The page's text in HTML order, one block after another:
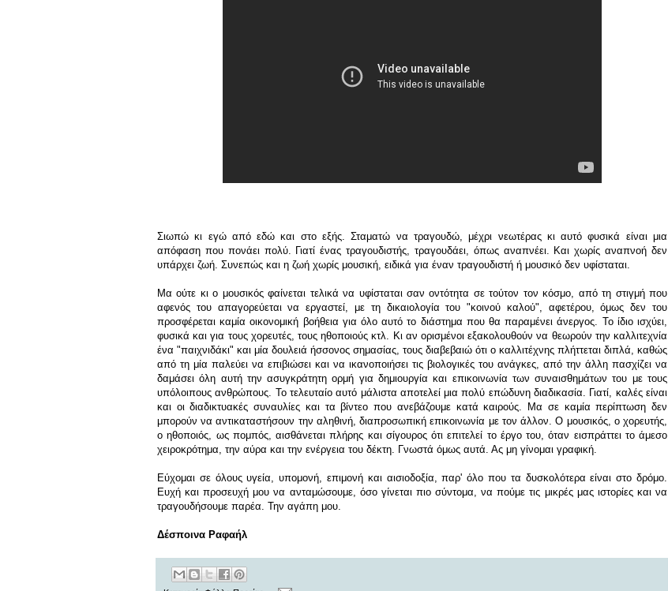
Σιωπώ κι εγώ από εδώ και στο εξής. Σταματώ να τραγουδώ, μέχρι νεωτέρας κι αυτό φυσικά είναι μια
απόφαση που πονάει πολύ. Γιατί ένας τραγουδιστής, τραγουδάει, όπως αναπνέει. Και χωρίς αναπνοή δεν
υπάρχει ζωή. Συνεπώς και η ζωή χωρίς μουσική, ειδικά για έναν τραγουδιστή ή μουσικό δεν υφίσταται.
Μα ούτε κι ο μουσικός φαίνεται τελικά να υφίσταται σαν οντότητα σε τούτον τον κόσμο, από τη στιγμή που
αφενός του απαγορεύεται να εργαστεί, με τη δικαιολογία του "κοινού καλού", αφετέρου, όμως δεν του
προσφέρεται καμία οικονομική βοήθεια για όλο αυτό το διάστημα που θα παραμένει άνεργος. Το ίδιο ισχύει,
φυσικά και για τους χορευτές, τους ηθοποιούς κτλ. Κι αν ορισμένοι εξακολουθούν να θεωρούν την καλλιτεχνία
ένα "παιχνιδάκι" και μία δουλειά ήσσονος σημασίας, τους διαβεβαιώ ότι ο καλλιτέχνης πλήττεται διπλά, καθώς
από τη μία παλεύει να επιβιώσει και να ικανοποιήσει τις βιολογικές του ανάγκες, από την άλλη πασχίζει να
δαμάσει όλη αυτή την ασυγκράτητη ορμή για δημιουργία και επικοινωνία των συναισθημάτων του με τους
υπόλοιπους ανθρώπους. Το τελευταίο αυτό μάλιστα αποτελεί μια πολύ επώδυνη διαδικασία. Γιατί, καλές είναι
και οι διαδικτυακές συναυλίες και τα βίντεο που ανεβάζουμε κατά καιρούς. Μα σε καμία περίπτωση δεν
μπορούν να αντικαταστήσουν την αληθινή, διαπροσωπική επικοινωνία με τον άλλον. Ο μουσικός, ο χορευτής,
ο ηθοποιός, ως πομπός, αισθάνεται πλήρης και σίγουρος ότι επιτελεί το έργο του, όταν εισπράττει το άμεσο
χειροκρότημα, την αύρα και την ενέργεια του δέκτη. Γνωστά όμως αυτά. Ας μη γίνομαι γραφική.
Εύχομαι σε όλους υγεία, υπομονή, επιμονή και αισιοδοξία, παρ' όλο που τα δυσκολότερα είναι στο δρόμο.
Ευχή και προσευχή μου να ανταμώσουμε, όσο γίνεται πιο σύντομα, να πούμε τις μικρές μας ιστορίες και να
τραγουδήσουμε παρέα. Την αγάπη μου.
Δέσποινα Ραφαήλ